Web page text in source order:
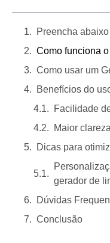
Preencha
Como funciona
Como usar um
Benefícios do
Facilidade
Maior
Dicas para
gerador de
Dúvidas
Conclusão